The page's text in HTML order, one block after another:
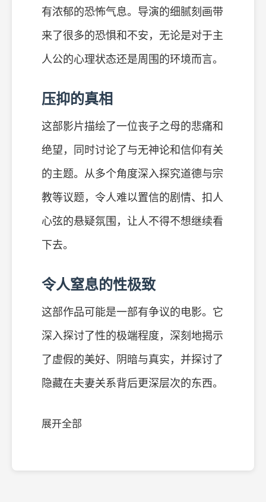
有浓郁的恐怖气息。导演的细腻刻画带
来了很多的恐惧和不安，无论是对于主
人公的心理状态还是周围的环境而言。
压抑的真相
这部影片描绘了一位丧子之母的悲痛和
绝望，同时讨论了与无神论和信仰有关
的主题。从多个角度深入探究道德与宗
教等议题，令人难以置信的剧情、扣人
心弦的悬疑氛围，让人不得不想继续看
下去。
令人窒息的性极致
这部作品可能是一部有争议的电影。它
深入探讨了性的极端程度，深刻地揭示
了虚假的美好、阴暗与真实，并探讨了
隐藏在夫妻关系背后更深层次的东西。
展开全部